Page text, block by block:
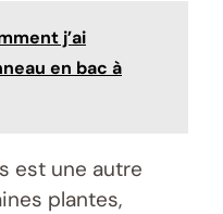
j’ai
en bac à
est une autre
plantes,